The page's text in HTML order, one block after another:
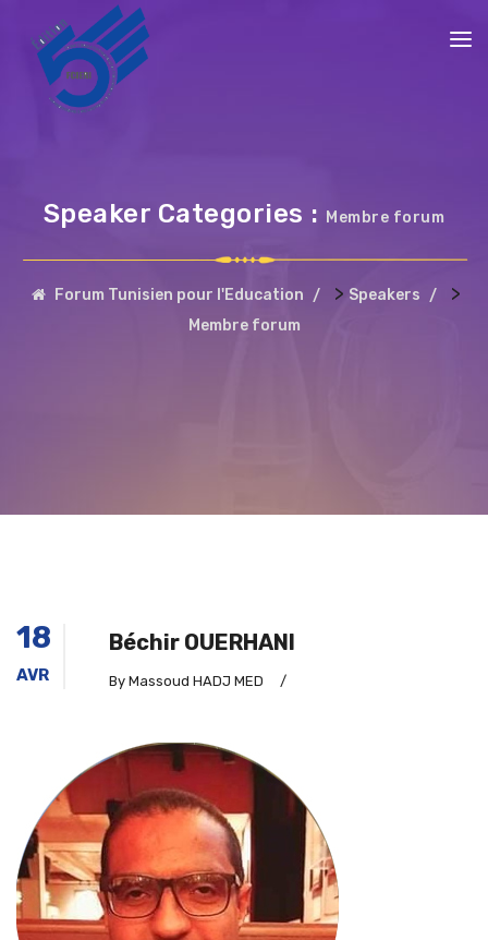
Speaker Categories : Membre forum
Forum Tunisien pour l'Education > Speakers >
Membre forum
18
AVR
Béchir OUERHANI
By Massoud HADJ MED /